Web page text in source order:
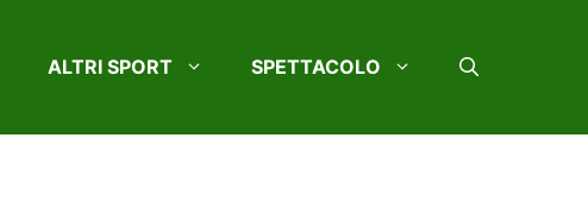
ALTRI SPORT SPETTACOLO